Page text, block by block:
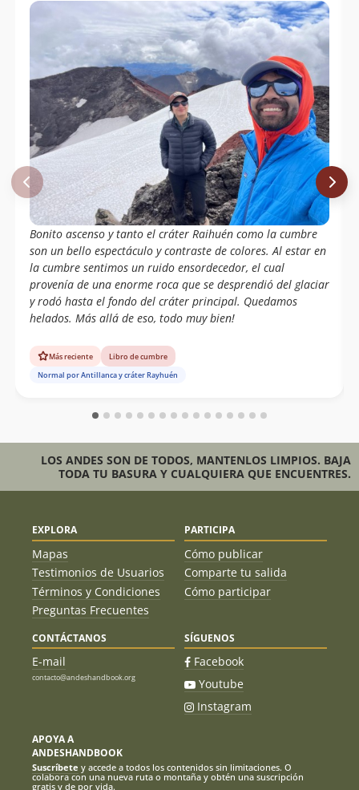
Bonito ascenso y tanto el cráter Raihuén como la cumbre
son un bello espectáculo y contraste de colores. Al estar en
la cumbre sentimos un ruido ensordecedor, el cual
provenía de una enorme roca que se desprendió del glaciar
y rodó hasta el fondo del cráter principal. Quedamos
helados. Más allá de eso, todo muy bien!
Más reciente
Libro de cumbre
Normal por Antillanca y cráter Rayhuén
LOS ANDES SON DE TODOS, MANTENLOS LIMPIOS. BAJA
TODA TU BASURA Y CUALQUIERA QUE ENCUENTRES.
EXPLORA
Mapas
Testimonios de Usuarios
Términos y Condiciones
Preguntas Frecuentes
PARTICIPA
Cómo publicar
Comparte tu salida
Cómo participar
CONTÁCTANOS
E-mail
contacto@andeshandbook.org
SÍGUENOS
Facebook
Youtube
Instagram
APOYA A
ANDESHANDBOOK
Suscríbete y accede a todos los contenidos sin limitaciones. O
colabora con una nueva ruta o montaña y obtén una suscripción
gratis y de por vida.